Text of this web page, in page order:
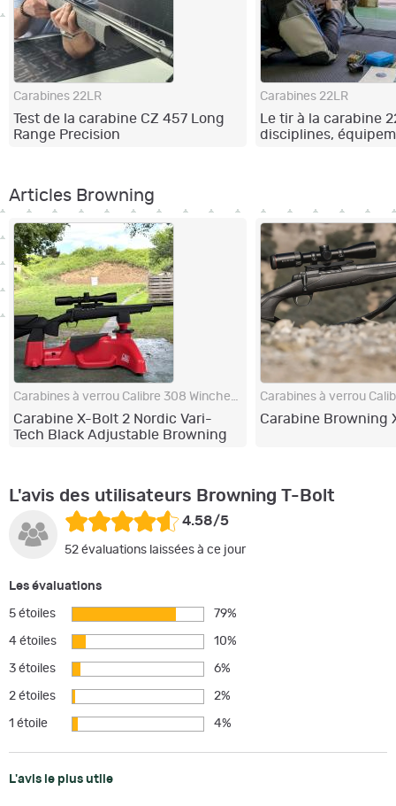
Carabines 22LR
Test de la carabine CZ 457 Long
Range Precision
Carabines 22LR
Le tir à la carabine
disciplines,
Articles Browning
Carabines à verrou Calibre 308 Winchester
Carabine X-Bolt 2 Nordic Vari-
Tech Black Adjustable Browning
Carabine Browning
L'avis des utilisateurs Browning T-Bolt
4.58/5
52 évaluations laissées à ce jour
Les évaluations
5 étoiles 79%
4 étoiles 10%
3 étoiles 6%
2 étoiles 2%
1 étoile 4%
L'avis le plus utile